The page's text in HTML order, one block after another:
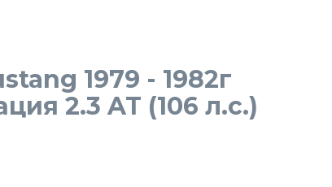
1979 - 1982г
2.3 AT (106 л.с.)